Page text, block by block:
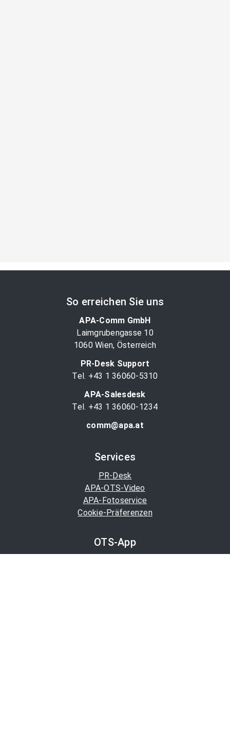
So erreichen Sie uns
APA-Comm GmbH
Laimgrubengasse 10
1060 Wien, Österreich
PR-Desk Support
Tel. +43 1 36060-5310
APA-Salesdesk
Tel. +43 1 36060-1234
comm@apa.at
Services
PR-Desk
APA-OTS-Video
APA-Fotoservice
Cookie-Präferenzen
OTS-App